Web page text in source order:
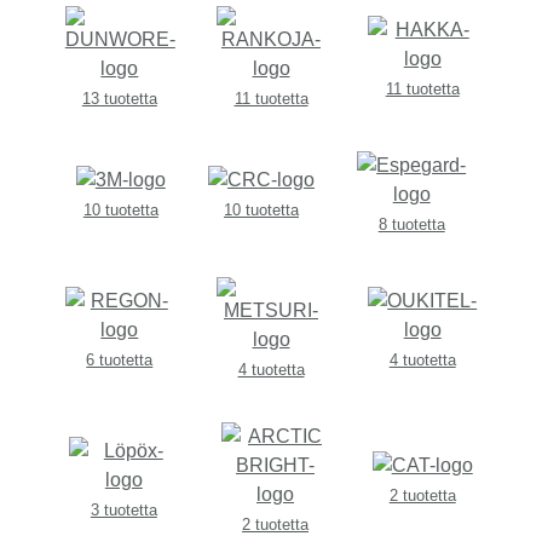
13 tuotetta 11 tuotetta
11 tuotetta
10 tuotetta
10 tuotetta
8 tuotetta
6 tuotetta
4 tuotetta
4 tuotetta
3 tuotetta
2 tuotetta
2 tuotetta